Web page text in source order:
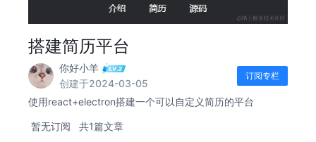
搭建简历平台
你好小羊
创建于2024-03-05
订阅专栏
使用react+electron搭建一个可以自定义简历的平台
暂无订阅 共1篇文章